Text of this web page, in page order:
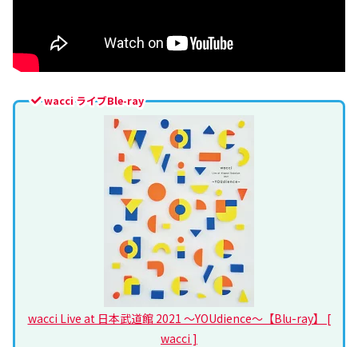
wacci ライブBle-ray
wacci Live at 日本武道館 2021 ～YOUdience～【Blu-ray】 [
wacci ]